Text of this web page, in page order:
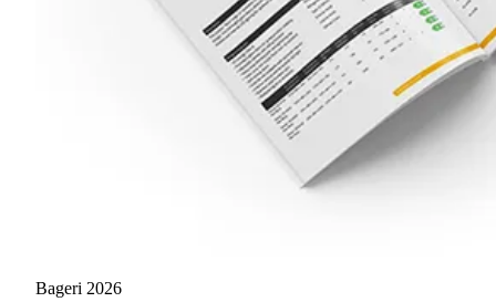
Bageri 2026